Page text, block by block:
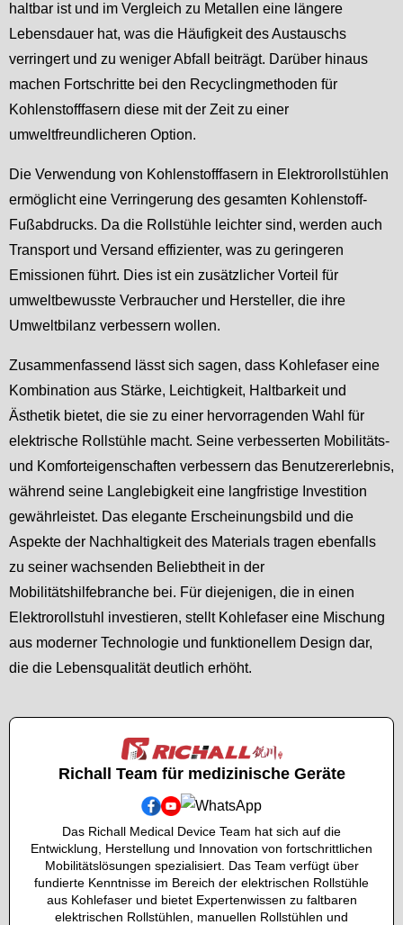
haltbar ist und im Vergleich zu Metallen eine längere
Lebensdauer hat, was die Häufigkeit des Austauschs
verringert und zu weniger Abfall beiträgt. Darüber hinaus
machen Fortschritte bei den Recyclingmethoden für
Kohlenstofffasern diese mit der Zeit zu einer
umweltfreundlicheren Option.
Die Verwendung von Kohlenstofffasern in Elektrorollstühlen
ermöglicht eine Verringerung des gesamten Kohlenstoff-
Fußabdrucks. Da die Rollstühle leichter sind, werden auch
Transport und Versand effizienter, was zu geringeren
Emissionen führt. Dies ist ein zusätzlicher Vorteil für
umweltbewusste Verbraucher und Hersteller, die ihre
Umweltbilanz verbessern wollen.
Zusammenfassend lässt sich sagen, dass Kohlefaser eine
Kombination aus Stärke, Leichtigkeit, Haltbarkeit und
Ästhetik bietet, die sie zu einer hervorragenden Wahl für
elektrische Rollstühle macht. Seine verbesserten Mobilitäts-
und Komforteigenschaften verbessern das Benutzererlebnis,
während seine Langlebigkeit eine langfristige Investition
gewährleistet. Das elegante Erscheinungsbild und die
Aspekte der Nachhaltigkeit des Materials tragen ebenfalls
zu seiner wachsenden Beliebtheit in der
Mobilitätshilfebranche bei. Für diejenigen, die in einen
Elektrorollstuhl investieren, stellt Kohlefaser eine Mischung
aus moderner Technologie und funktionellem Design dar,
die die Lebensqualität deutlich erhöht.
Richall Team für medizinische Geräte
Das Richall Medical Device Team hat sich auf die
Entwicklung, Herstellung und Innovation von fortschrittlichen
Mobilitätslösungen spezialisiert. Das Team verfügt über
fundierte Kenntnisse im Bereich der elektrischen Rollstühle
aus Kohlefaser und bietet Expertenwissen zu faltbaren
elektrischen Rollstühlen, manuellen Rollstühlen und